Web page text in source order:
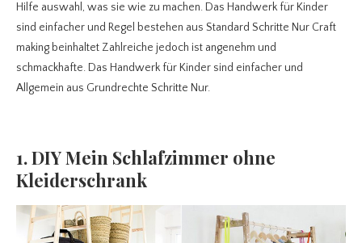
Hilfe auswahl, was sie wie zu machen. Das Handwerk für Kinder
sind einfacher und Regel bestehen aus Standard Schritte Nur Craft
making beinhaltet Zahlreiche jedoch ist angenehm und
schmackhafte. Das Handwerk für Kinder sind einfacher und
Allgemein aus Grundrechte Schritte Nur.
1. DIY Mein Schlafzimmer ohne
Kleiderschrank